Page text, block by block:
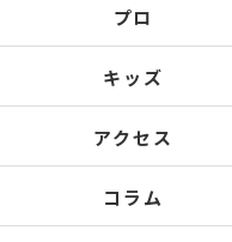
プロ
キッズ
アクセス
コラム